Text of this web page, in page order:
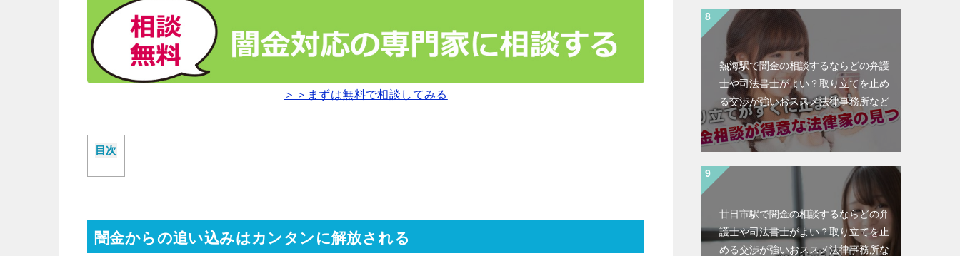
＞＞まずは無料で相談してみる
目次
闇金からの追い込みはカンタンに解放される
熱海駅で闇金の相談するならどの弁護
士や司法書士がよい？取り立てを止め
る交渉が強いおススメ法律事務所など
廿日市駅で闇金の相談するならどの弁
護士や司法書士がよい？取り立てを止
める交渉が強いおススメ法律事務所な